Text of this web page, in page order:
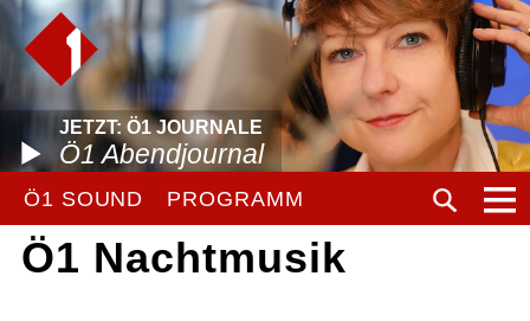
JETZT: Ö1 JOURNALE
Ö1 Abendjournal
Ö1 SOUND PROGRAMM
Ö1 Nachtmusik